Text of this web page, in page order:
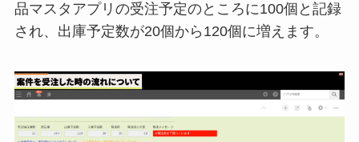
品マスタアプリの受注予定のところに100個と記録
され、出庫予定数が20個から120個に増えます。